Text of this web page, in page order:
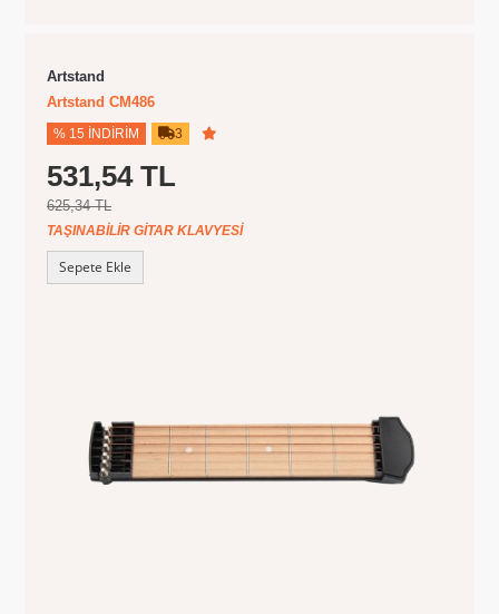
Artstand
Artstand CM486
% 15 İNDIRIM 3
531,54 TL
625,34 TL
TAŞINABILIR GITAR KLAVYESI
Sepete Ekle